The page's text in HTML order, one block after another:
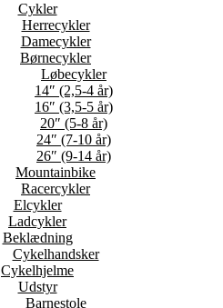
Cykler
Herrecykler
Damecykler
Børnecykler
Løbecykler
14″ (2,5-4 år)
16″ (3,5-5 år)
20″ (5-8 år)
24″ (7-10 år)
26″ (9-14 år)
Mountainbike
Racercykler
Elcykler
Ladcykler
Beklædning
Cykelhandsker
Cykelhjelme
Udstyr
Barnestole